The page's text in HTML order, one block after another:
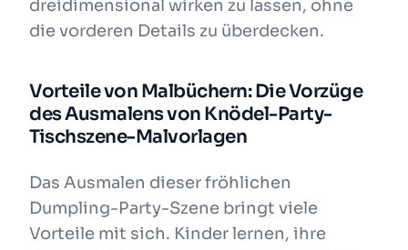
dreidimensional wirken zu lassen, ohne
die vorderen Details zu überdecken.
Vorteile von Malbüchern: Die Vorzüge
des Ausmalens von Knödel-Party-
Tischszene-Malvorlagen
Das Ausmalen dieser fröhlichen
Dumpling-Party-Szene bringt viele
Vorteile mit sich. Kinder lernen, ihre